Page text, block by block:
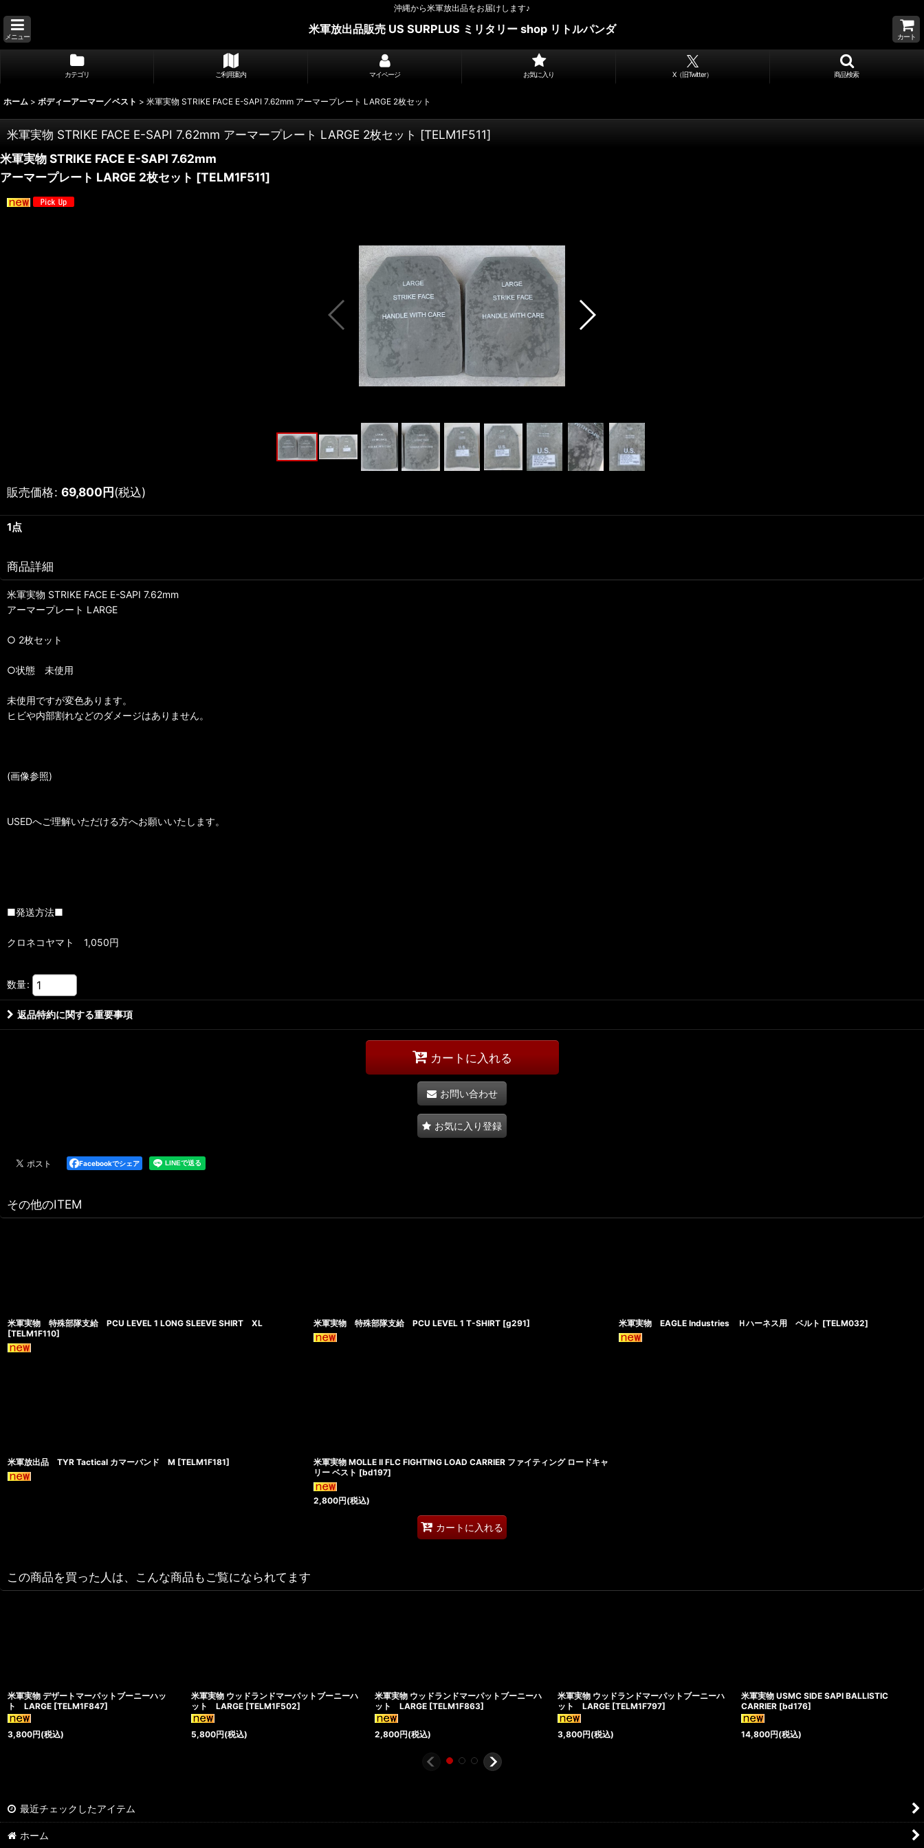
沖縄から米軍放出品をお届けします♪
メニュー
米軍放出品販売 US SURPLUS ミリタリー shop リトルパンダ
カート
カテゴリ ご利用案内 マイページ お気に入り X（旧Twitter） 商品検索
ホーム > ボディーアーマー／ベスト > 米軍実物 STRIKE FACE E-SAPI 7.62mm アーマープレート LARGE 2枚セット
米軍実物 STRIKE FACE E-SAPI 7.62mm アーマープレート LARGE 2枚セット [TELM1F511]
米軍実物 STRIKE FACE E-SAPI 7.62mm
アーマープレート LARGE 2枚セット [TELM1F511]
販売価格: 69,800円(税込)
1点
商品詳細
米軍実物 STRIKE FACE E-SAPI 7.62mm
アーマープレート LARGE
○ 2枚セット
○状態 未使用
未使用ですが変色あります。
ヒビや内部割れなどのダメージはありません。
(画像参照)
USEDへご理解いただける方へお願いいたします。
■発送方法■
クロネコヤマト 1,050円
数量:
返品特約に関する重要事項
カートに入れる
お問い合わせ
お気に入り登録
Facebookでシェア
その他のITEM
米軍実物 特殊部隊支給 PCU LEVEL 1 LONG SLEEVE SHIRT XL
[TELM1F110]
米軍実物 特殊部隊支給 PCU LEVEL 1 T-SHIRT [g291] 米軍実物 EAGLE Industries Ｈハーネス用 ベルト [TELM032]
米軍放出品 TYR Tactical カマーバンド M [TELM1F181]
米軍実物 MOLLE II FLC FIGHTING LOAD CARRIER ファイティング ロードキャ
リー ベスト [bd197]
2,800円(税込)
カートに入れる
この商品を買った人は、こんな商品もご覧になられてます
米軍実物 デザートマーパットブーニーハッ
ト LARGE [TELM1F847]
3,800円(税込)
米軍実物 ウッドランドマーパットブーニーハ
ット LARGE [TELM1F502]
5,800円(税込)
米軍実物 ウッドランドマーパットブーニーハ
ット LARGE [TELM1F863]
2,800円(税込)
米軍実物 ウッドランドマーパットブーニーハ
ット LARGE [TELM1F797]
3,800円(税込)
米軍実物 USMC SIDE SAPI BALLISTIC
CARRIER [bd176]
14,800円(税込)
最近チェックしたアイテム
ホーム